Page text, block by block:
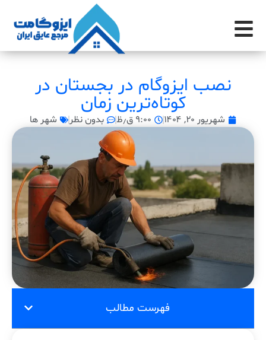
نصب ایزوگام در بجستان در
کوتاه‌ترین زمان
شهریور ۲۰, ۱۴۰۴ ۹:۰۰ ق٫ظ بدون نظر شهر ها
فهرست مطالب